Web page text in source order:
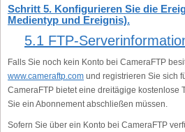
Schritt 5. Konfigurieren Sie die
Medientyp und Ereignis).
5.1 FTP-
Falls Sie noch kein Konto bei CameraFTP
www.cameraftp.com und registrieren Sie sich
CameraFTP bietet eine dreitägige kostenlose
Sie ein Abonnement abschließen müssen.
Sofern Sie über ein Konto bei CameraFTP